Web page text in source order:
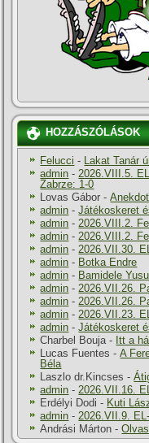
HOZZÁSZÓLÁSOK
Felucci - Lakat Tanár
admin -2026.VIII.5.
Zabrze: 1-0
Lovas Gábor -
admin -Játékoskeret
admin -2026.VIII.2.
admin -2026.VIII.2.
admin -2026.VII.30.
admin - Botka Endre
admin - Bamidele
admin -2026.VII.26.
admin -2026.VII.26.
admin -2026.VII.23.
admin -Játékoskeret
Charbel Bouja- Itt a
Lucas Fuentes -A
Béla
Laszlo dr.Kincses -
admin -2026.VII.16.
Erdélyi Dodi - Kuti
admin -2026.VII.9.
Andrási Márton -